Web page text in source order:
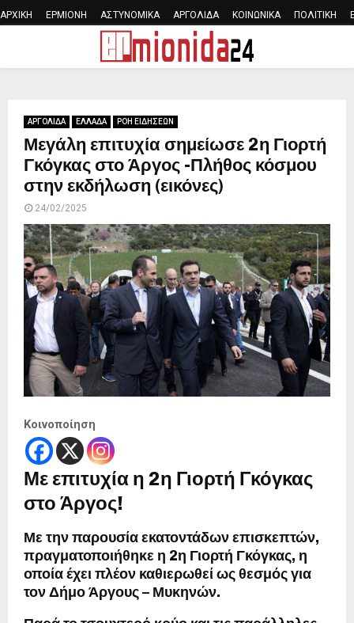
ΑΡΧΙΚΗ ΕΡΜΙΟΝΗ ΑΣΤΥΝΟΜΙΚΑ ΑΡΓΟΛΙΔΑ ΚΟΙΝΩΝΙΚΑ ΠΟΛΙΤΙΚΗ
ΑΡΓΟΛΙΔΑ ΕΛΛΑΔΑ ΡΟΗ ΕΙΔΗΣΕΩΝ
Μεγάλη επιτυχία σημείωσε 2η Γιορτή
Γκόγκας στο Άργος -Πλήθος κόσμου
στην εκδήλωση (εικόνες)
24/02/2025
Κοινοποίηση
Με επιτυχία η 2η Γιορτή Γκόγκας
στο Άργος!
Με την παρουσίαεκατοντάδων επισκεπτών,
πραγματοποιήθηκε η 2η Γιορτή Γκόγκας, η
οποία έχει πλέον καθιερωθεί ωςθεσμόςγια
τονΔήμο Άργους – Μυκηνών.